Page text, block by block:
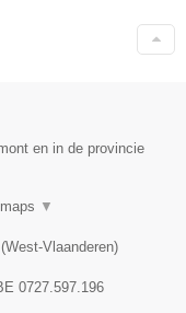
en in de provincie
▼
(West-Vlaanderen)
0727.597.196